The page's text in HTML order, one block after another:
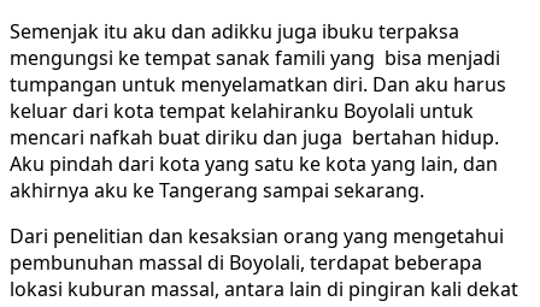
Semenjak itu aku dan adikku juga ibuku terpaksa
mengungsi ke tempat sanak famili yang bisa menjadi
tumpangan untuk menyelamatkan diri. Dan aku harus
keluar dari kota tempat kelahiranku Boyolali untuk
mencari nafkah buat diriku dan juga bertahan hidup.
Aku pindah dari kota yang satu ke kota yang lain, dan
akhirnya aku ke Tangerang sampai sekarang.
Dari penelitian dan kesaksian orang yang mengetahui
pembunuhan massal di Boyolali, terdapat beberapa
lokasi kuburan massal, antara lain di pingiran kali dekat